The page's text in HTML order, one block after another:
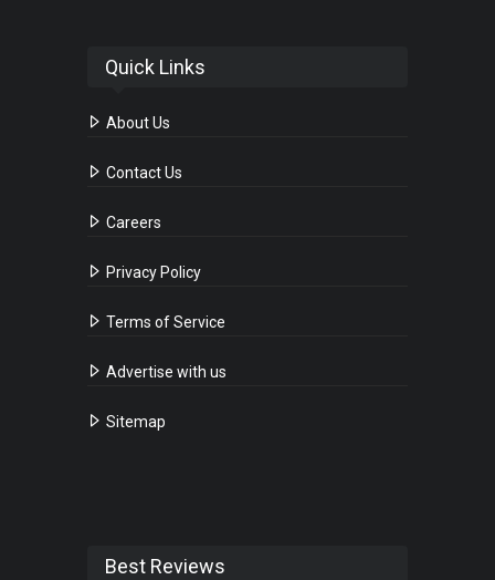
Quick Links
About Us
Contact Us
Careers
Privacy Policy
Terms of Service
Advertise with us
Sitemap
Best Reviews